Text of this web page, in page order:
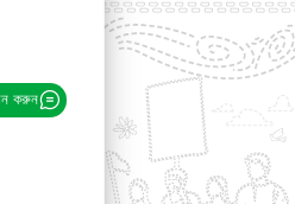
করুন